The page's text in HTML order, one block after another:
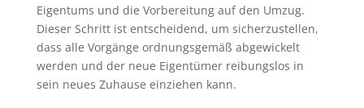
Eigentums und die Vorbereitung auf den Umzug.
Dieser Schritt ist entscheidend, um sicherzustellen,
dass alle Vorgänge ordnungsgemäß abgewickelt
werden und der neue Eigentümer reibungslos in
sein neues Zuhause einziehen kann.